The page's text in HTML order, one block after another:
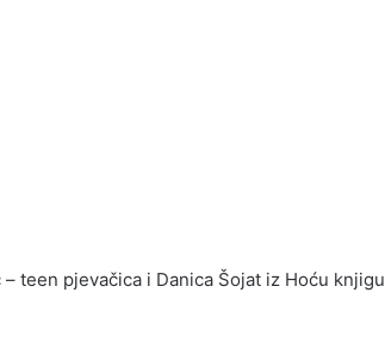
teen pjevačica i Danica Šojat iz Hoću knjigu